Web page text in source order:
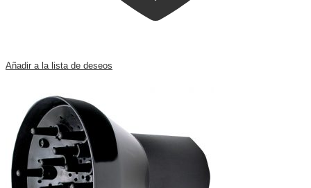
Añadir a la lista de deseos